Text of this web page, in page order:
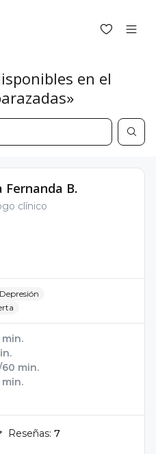
en el
Fernanda B.
clínico
Depresión
min.
Reseñas: 7